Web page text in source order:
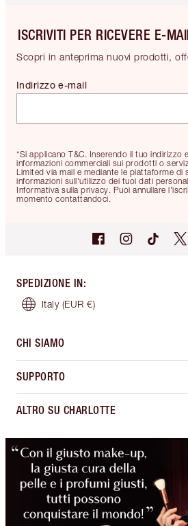
ISCRIVITI PER RICEVERE E-
Scopri in anteprima nuovi prodotti,
*Si applicano T&C. Inserendo il tuo indirizzo
informazioni commerciali sui prodotti o
Limited via mail e mediante le piattaforme di
informazioni sull'utilizzo dei tuoi dati
Informativa sulla privacy. Puoi annullare
momento contattandoci.
Indirizzo e-mail
SPEDIZIONE IN :
Italy (EUR €)
CHI SIAMO
SUPPORTO
ALTRO SU CHARLOTTE